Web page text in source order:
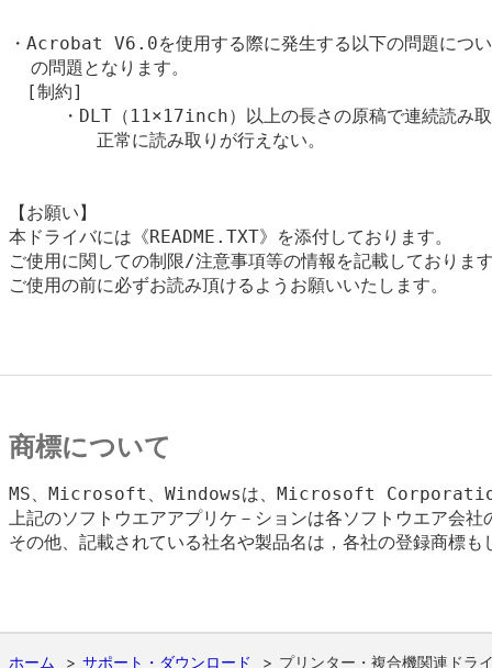
・Acrobat V6.0を使用する際に発生する以下の問題に
  の問題となります。
[制約]
・DLT（11×17inch）以上の長さの原稿で連続読み取
        正常に読み取りが行えない。
【お願い】
本ドライバには《README.TXT》を添付しております。
ご使用に関しての制限/注意事項等の情報を記載しておりま
ご使用の前に必ずお読み頂けるようお願いいたします。
商標について
MS、Microsoft、Windowsは、Microsoft Corporation
上記のソフトウエアアプリケ－ションは各ソフトウエア会社
その他、記載されている社名や製品名は，各社の登録商標も
ホーム サポート・ダウンロード プリンター・複合機関連ドラ